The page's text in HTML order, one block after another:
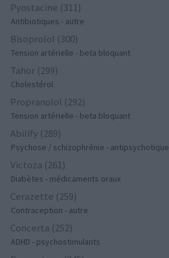
Pyostacine (311)
Antibiotiques - autre
Bisoprolol (300)
Tension artérielle - beta bloquant
Tahor (299)
Cholestérol
Propranolol (292)
Tension artérielle - beta bloquant
Abilify (289)
Psychose / schizophrénie - antipsychotique
Victoza (261)
Diabètes - médicaments oraux
Cerazette (259)
Contraception - autre
Concerta (252)
ADHD - psychostimulants